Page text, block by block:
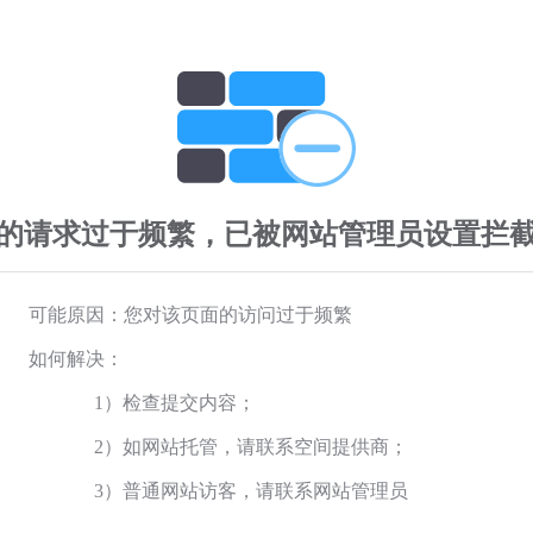
请求过于频繁，已被网站管理员设置拦
可能原因：您对该页面的访问过于频繁
如何解决：
1）检查提交内容；
2）如网站托管，请联系空间提供商；
3）普通网站访客，请联系网站管理员